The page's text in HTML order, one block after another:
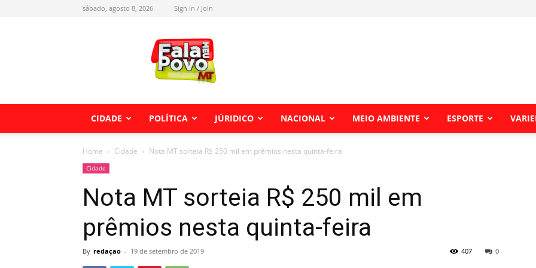
sábado, agosto 8, 2026 Sign in / Join
Fala
meu
Povo
MT
CIDADE POLÍTICA JÚRIDICO NACIONAL MEIO AMBIENTE ESPORTE
Home Cidade Nota MT sorteia R$ 250 mil em prêmios nesta quinta-feira
Cidade
Nota MT sorteia R$ 250 mil em
prêmios nesta quinta-feira
By redaçao - 19 de setembro de 2019 0
407